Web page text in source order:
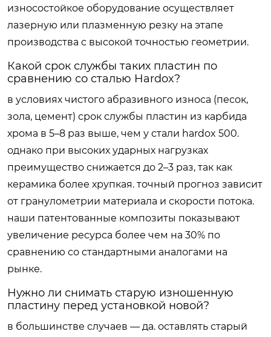
износостойкое оборудование осуществляет
лазерную или плазменную резку на этапе
производства с высокой точностью геометрии.
Какой срок службы таких пластин по
сравнению со сталью Hardox?
в условиях чистого абразивного износа (песок,
зола, цемент) срок службы пластин из карбида
хрома в 5–8 раз выше, чем у стали hardox 500.
однако при высоких ударных нагрузках
преимущество снижается до 2–3 раз, так как
керамика более хрупкая. точный прогноз зависит
от гранулометрии материала и скорости потока.
наши патентованные композиты показывают
увеличение ресурса более чем на 30% по
сравнению со стандартными аналогами на
рынке.
Нужно ли снимать старую изношенную
пластину перед установкой новой?
в большинстве случаев — да. оставлять старый